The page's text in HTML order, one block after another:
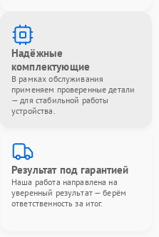
Надёжные
комплектующие
В рамках обслуживания
применяем проверенные детали
— для стабильной работы
устройства.
Результат под гарантией
Наша работа направлена на
уверенный результат — берём
ответственность за итог.